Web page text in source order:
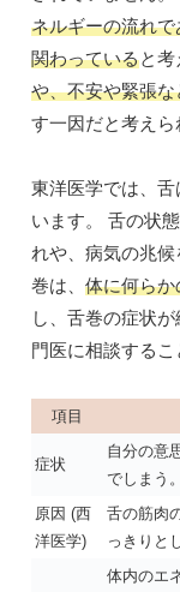
ネルギーの流れ
関わっていると考
や、不安や緊張
す一因だと考えら
東洋医学では、
います。 舌の状
れや、病気の兆
巻は、 体に何ら
し、舌巻の症状
門医に相談するこ
項目
症状
自分の意
でしまう。
原因 (西
洋医学)
舌の筋肉
っきりと
体内のエ